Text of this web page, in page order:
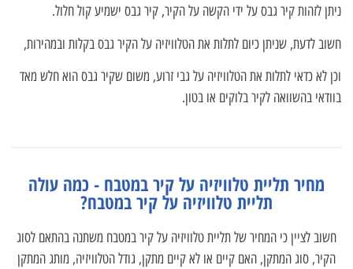
ניתן לזהות קיר גבס על ידי הקשה על הקיר, קיר גבס ישמיע קול חלול.
חשוב לדעת, שניתן כיום לתלות את הטלוויזיה על הקיר גבס בקלות ובמהירות,
וכן לא כדאי לתלות את הטלוויזיה על גבי זרוע, משום שקיר גבס הוא חלש מאד
בוודאי בהשוואה לקיר בלוקים או בטון.
מחיר תליית טלוויזיה על קיר במטבח - כמה עולה
תליית טלוויזיה על קיר במטבח?
חשוב לציין כי המחיר של תליית טלוויזיה על קיר במטבח משתנה בהתאם לסוג
הקיר, סוג המתקן, האם קיים או לא קיים מתקן, גודל הטלוויזיה, מותג המתקן